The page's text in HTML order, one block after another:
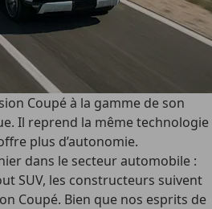
Coupé à la gamme de son
Il reprend la même technologie
plus d’autonomie.
dans le secteur automobile :
SUV, les constructeurs suivent
Coupé. Bien que nos esprits de